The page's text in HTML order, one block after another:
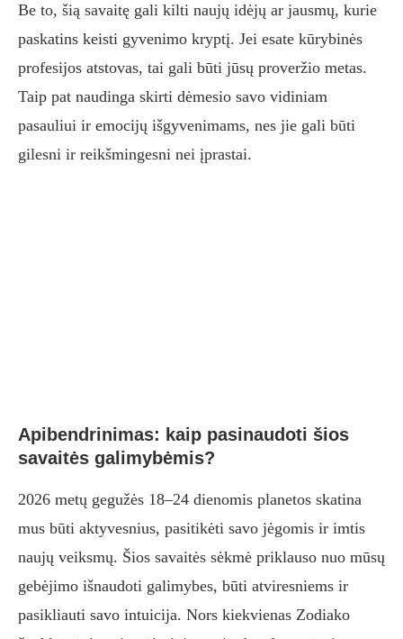
Be to, šią savaitę gali kilti naujų idėjų ar jausmų, kurie
paskatins keisti gyvenimo kryptį. Jei esate kūrybinės
profesijos atstovas, tai gali būti jūsų proveržio metas.
Taip pat naudinga skirti dėmesio savo vidiniam
pasauliui ir emocijų išgyvenimams, nes jie gali būti
gilesni ir reikšmingesni nei įprastai.
Apibendrinimas: kaip pasinaudoti šios
savaitės galimybėmis?
2026 metų gegužės 18–24 dienomis planetos skatina
mus būti aktyvesnius, pasitikėti savo jėgomis ir imtis
naujų veiksmų. Šios savaitės sėkmė priklauso nuo mūsų
gebėjimo išnaudoti galimybes, būti atviresniems ir
pasikliauti savo intuicija. Nors kiekvienas Zodiako